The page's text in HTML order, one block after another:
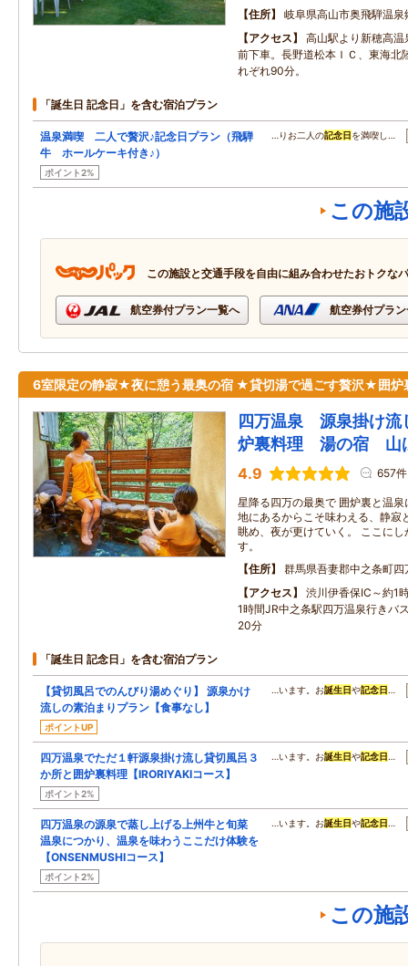
住所
岐阜県高山市奥飛騨温
アクセス
高山駅より新穂高
前下車。長野道松本ＩＣ、東海北
れぞれ90分。
「誕生日 記念日」を含む宿泊プラン
温泉満喫 二人で贅沢♪記念日プラン（飛騨
牛 ホールケーキ付き♪）
ポイント2%
…りお二人の記念日 を満喫し…
この施
この施設と交通手段を自由に組み合わせたおトクな
航空券付プラン一覧へ 航空券付プラ
6室限定の静寂★夜に憩う最奥の宿 ★貸切湯で過ごす贅沢★囲炉
四万温泉 源泉掛け流
炉裏料理 湯の宿 山
4.9 657件
星降る四万の最奥で 囲炉裏と温
地にあるからこそ味わえる、静寂
眺め、夜が更けていく。 ここに
す。
住所
群馬県吾妻郡中之条町
アクセス
渋川伊香保IC～約1
1時間JR中之条駅四万温泉行きバ
20分
「誕生日 記念日」を含む宿泊プラン
【貸切風呂でのんびり湯めぐり】 源泉かけ
流しの素泊まりプラン【食事なし】
ポイントUP
…います。お誕生日や記念日 …
四万温泉でただ１軒源泉掛け流し貸切風呂３
か所と囲炉裏料理【IRORIYAKIコース】
ポイント2%
…います。お誕生日や記念日 …
四万温泉の源泉で蒸し上げる上州牛と旬菜
温泉につかり、温泉を味わうここだけ体験を
【ONSENMUSHIコース】
ポイント2%
…います。お誕生日や記念日 …
この施